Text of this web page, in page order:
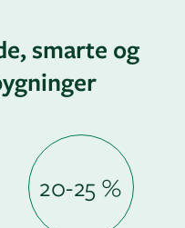
smarte og
20-25 %